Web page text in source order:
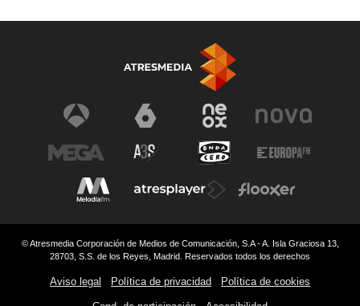
© Atresmedia Corporación de Medios de Comunicación, S.A - A. Isla Graciosa 13,
28703, S.S. de los Reyes, Madrid. Reservados todos los derechos
Aviso legal Política de privacidad Política de cookies